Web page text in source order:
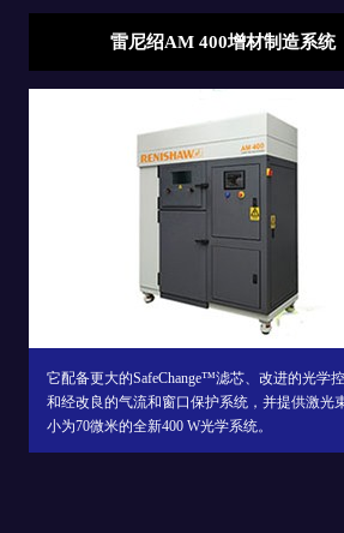
PolyWorks|DataLoop™ 2020版
PolyWorks|DataLoop™ 2020版采用经过重新设
行业标准的Microsoft SQL Server™的架构，提
稳固、可扩展的3D测量数据管理解决方案。